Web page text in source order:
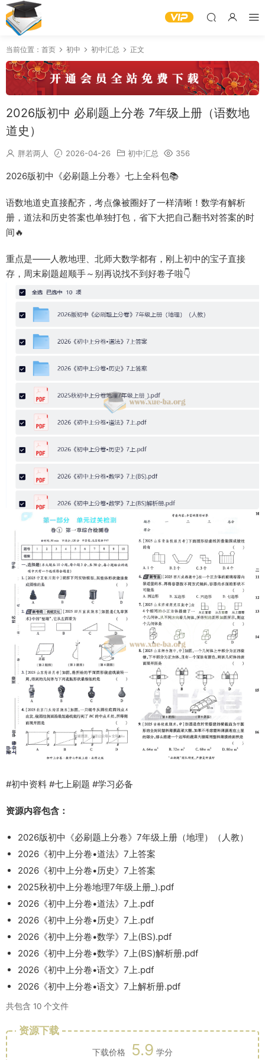
当前位置： 首页 初中 初中汇总 正文
2026版初中 必刷题上分卷 7年级上册（语数地
道史）
胖若两人 2026-04-26 初中汇总 356
2026版初中《必刷题上分卷》七上全科包📚
语数地道史直接配齐，考点像被圈好了一样清晰！数学有解析
册，道法和历史答案也单独打包，省下大把自己翻书对答案的时
间🔥
重点是——人教地理、北师大数学都有，刚上初中的宝子直接
存，周末刷题超顺手～别再说找不到好卷子啦👇
#初中资料 #七上刷题 #学习必备
资源内容包含：
2026版初中《必刷题上分卷》7年级上册（地理）（人教）
2026《初中上分卷•道法》7上答案
2026《初中上分卷•历史》7上答案
2025秋初中上分卷地理7年级上册_).pdf
2026《初中上分卷•道法》7上.pdf
2026《初中上分卷•历史》7上.pdf
2026《初中上分卷•数学》7上(BS).pdf
2026《初中上分卷•数学》7上(BS)解析册.pdf
2026《初中上分卷•语文》7上.pdf
2026《初中上分卷•语文》7上解析册.pdf
共包含 10 个文件
资源下载
下载价格 5.9 学分